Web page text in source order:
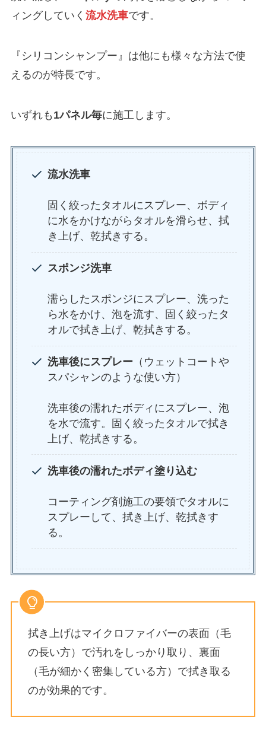
ィングしていく 流水洗車です。
『シリコンシャンプー』は他にも様々な方法で使
えるのが特長です。
いずれも 1パネル毎に施工します。
流水洗車
固く絞ったタオルにスプレー、ボディ
に水をかけながらタオルを滑らせ、拭
き上げ、乾拭きする。
スポンジ洗車
濡らしたスポンジにスプレー、洗った
ら水をかけ、泡を流す、固く絞ったタ
オルで拭き上げ、乾拭きする。
洗車後にスプレー （ウェットコートや
スパシャンのような使い方）
洗車後の濡れたボディにスプレー、泡
を水で流す。固く絞ったタオルで拭き
上げ、乾拭きする。
洗車後の濡れたボディ塗り込む
コーティング剤施工の要領でタオルに
スプレーして、拭き上げ、乾拭きす
る。
拭き上げはマイクロファイバーの表面（毛
の長い方）で汚れをしっかり取り、裏面
（毛が細かく密集している方）で拭き取る
のが効果的です。